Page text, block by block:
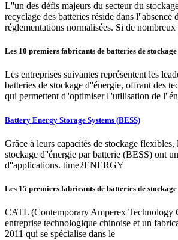
L''un des défis majeurs du secteur du
recyclage des batteries réside dans l''absence
réglementations normalisées. Si de nombreux
Les 10 premiers fabricants de batteries de
Les entreprises suivantes représentent les
batteries de stockage d''énergie, offrant des
qui permettent d''optimiser l''utilisation de
Battery Energy Storage Systems (BESS)
Grâce à leurs capacités de stockage flexibles,
stockage d''énergie par batterie (BESS) ont
d''applications. time2ENERGY
Les 15 premiers fabricants de batteries de
CATL (Contemporary Amperex Technology
entreprise technologique chinoise et un
2011 qui se spécialise dans le